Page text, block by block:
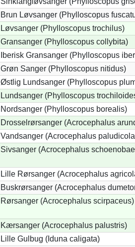
Brun Løvsanger (Phylloscopus
Løvsanger (Phylloscopus trochilus)
Gransanger (Phylloscopus collybita)
Iberisk Gransanger (Phylloscopus
Grøn Sanger (Phylloscopus nitidus)
Østlig Lundsanger (Phylloscopus
Lundsanger (Phylloscopus
Nordsanger (Phylloscopus borealis)
Drosselrørsanger (Acrocephalus
Vandsanger (Acrocephalus
Sivsanger (Acrocephalus
Lille Rørsanger (Acrocephalus
Buskrørsanger (Acrocephalus
Rørsanger (Acrocephalus scirpaceus)
Kærsanger (Acrocephalus palustris)
Lille Gulbug (Iduna caligata)